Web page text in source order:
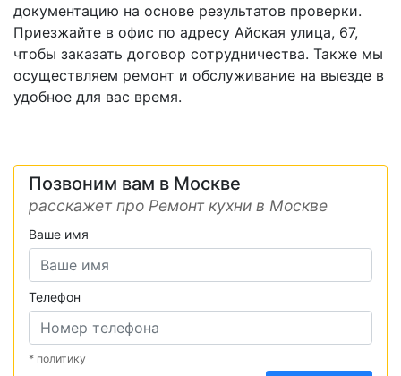
документацию на основе результатов проверки.
Приезжайте в офис по адресу Айская улица, 67,
чтобы заказать договор сотрудничества. Также мы
осуществляем ремонт и обслуживание на выезде в
удобное для вас время.
Позвоним вам в Москве
расскажет про Ремонт кухни в Москве
Ваше имя
Телефон
* политику